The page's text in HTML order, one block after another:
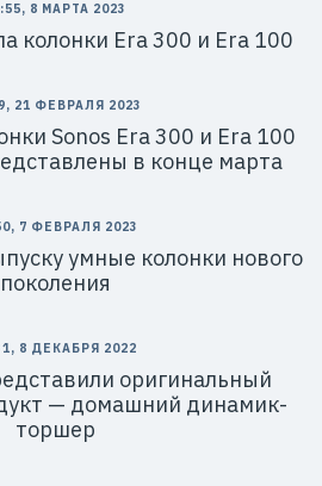
8 МАРТА 2023
колонки Era 300 и Era 100
21 ФЕВРАЛЯ 2023
Sonos Era 300 и Era 100
в конце марта
7 ФЕВРАЛЯ 2023
умные колонки нового
поколения
8 ДЕКАБРЯ 2022
оригинальный
— домашний динамик-
торшер